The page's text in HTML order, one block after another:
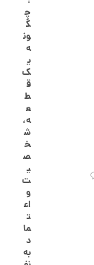
چ
گ
ون
ه
ی
ک
ق
ط
ع
ه،
ش
خ
ص
ی
ت
و
اع
ت
ما
د
به
ن
گ
ش
ت
ر
ط
ل
ا
ا
ز
ک
ا
ک
ش
ن
م
ی
ن
ی